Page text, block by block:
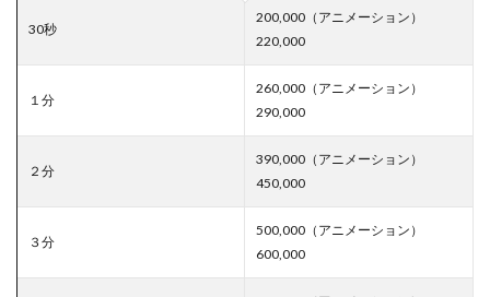
30秒
200,000（アニメーション）
220,000
１分
260,000（アニメーション）
290,000
２分
390,000（アニメーション）
450,000
３分
500,000（アニメーション）
600,000